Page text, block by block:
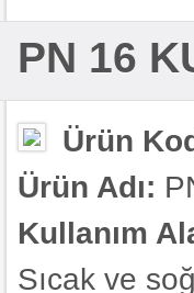
PN 16
Ürün
Ürün Adı:
Kullanım
Sıcak ve